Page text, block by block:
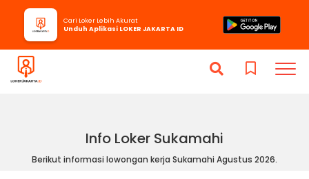
Info Loker Sukamahi
Berikut informasi lowongan kerja Sukamahi Agustus 2026.
Cari Loker Lebih Akurat
Unduh Aplikasi LOKER JAKARTA ID